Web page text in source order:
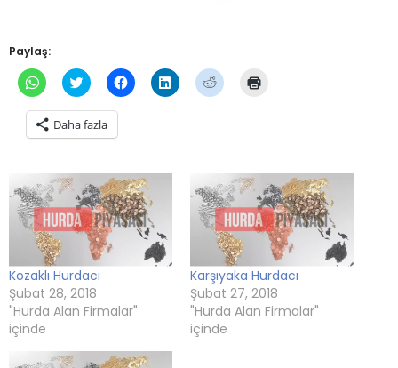
Paylaş:
WhatsApp'ta
paylaşmak
tıklayın
(Yeni
pencerede
Twitter
üzerinde
için
tıklayın
(Yeni
Facebook'ta
paylaşmak
Linkedln
üzerinden
Reddit
üzerinde
Daha fazla
Kozaklı Hurdacı
Şubat 28, 2018
"Hurda Alan Firmalar"
içinde
Karşıyaka Hurdacı
Şubat 27, 2018
"Hurda Alan Firmalar"
içinde